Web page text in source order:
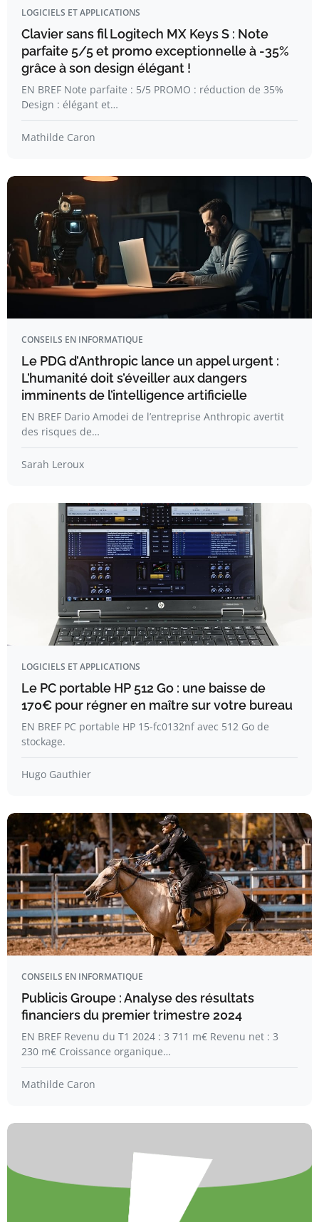
LOGICIELS ET APPLICATIONS
Clavier sans fil Logitech MX Keys S : Note
parfaite 5/5 et promo exceptionnelle à -35%
grâce à son design élégant !
EN BREF Note parfaite : 5/5 PROMO : réduction de 35%
Design : élégant et…
Mathilde Caron
CONSEILS EN INFORMATIQUE
Le PDG d’Anthropic lance un appel urgent :
L’humanité doit s’éveiller aux dangers
imminents de l’intelligence artificielle
EN BREF Dario Amodei de l’entreprise Anthropic avertit
des risques de…
Sarah Leroux
LOGICIELS ET APPLICATIONS
Le PC portable HP 512 Go : une baisse de
170€ pour régner en maître sur votre bureau
EN BREF PC portable HP 15-fc0132nf avec 512 Go de
stockage.
Hugo Gauthier
CONSEILS EN INFORMATIQUE
Publicis Groupe : Analyse des résultats
financiers du premier trimestre 2024
EN BREF Revenu du T1 2024 : 3 711 m€ Revenu net : 3
230 m€ Croissance organique…
Mathilde Caron